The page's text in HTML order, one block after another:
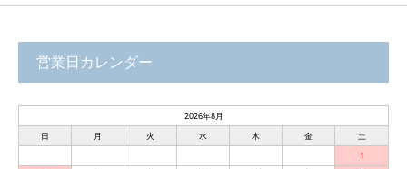
営業日カレンダー
2026年8月
日
月 火 水 木 金
土
1